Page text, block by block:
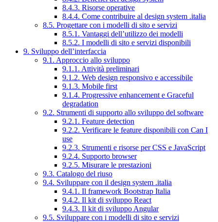
8.4.3. Risorse operative
8.4.4. Come contribuire al design system .italia
8.5. Progettare con i modelli di sito e servizi
8.5.1. Vantaggi dell’utilizzo dei modelli
8.5.2. I modelli di sito e servizi disponibili
9. Sviluppo dell’interfaccia
9.1. Approccio allo sviluppo
9.1.1. Attività preliminari
9.1.2. Web design responsivo e accessibile
9.1.3. Mobile first
9.1.4. Progressive enhancement e Graceful
degradation
9.2. Strumenti di supporto allo sviluppo del software
9.2.1. Feature detection
9.2.2. Verificare le feature disponibili con Can I
use
9.2.3. Strumenti e risorse per CSS e JavaScript
9.2.4. Supporto browser
9.2.5. Misurare le prestazioni
9.3. Catalogo del riuso
9.4. Sviluppare con il design system .italia
9.4.1. Il framework Bootstrap Italia
9.4.2. Il kit di sviluppo React
9.4.3. Il kit di sviluppo Angular
9.5. Sviluppare con i modelli di sito e servizi